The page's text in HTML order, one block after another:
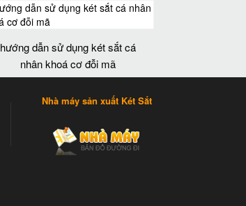
hướng dẫn sử dụng két sắt cá
nhân khoá cơ đỗi mã
Nhà máy sản xuất Két Sắt